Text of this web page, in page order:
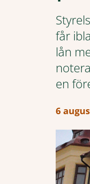
får
lån
en
6